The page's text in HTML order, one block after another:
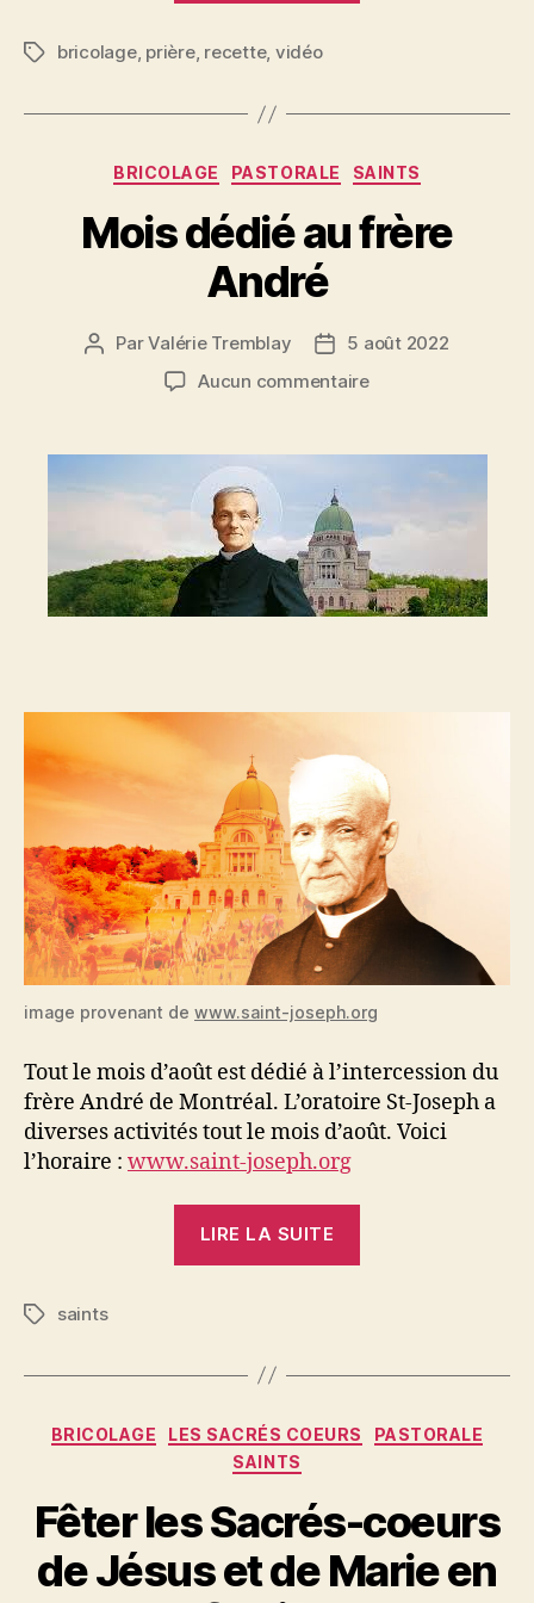
Étiquettes
bricolage, prière, recette, vidéo
Catégories
BRICOLAGE PASTORALE SAINTS
Mois dédié au frère
André
Auteur
ParValérie Tremblay
Date
de
5 août 2022
Aucun commentairesur
au
André
image provenant de www.saint-joseph.org
Tout le mois d’août est dédié à l’intercession du
frère André de Montréal. L’oratoire St-Joseph a
diverses activités tout le mois d’août. Voici
l’horaire : www.saint-joseph.org
LIRE LA SUITE
Étiquettes
saints
Catégories
BRICOLAGE LES SACRÉS COEURS
PASTORALE
SAINTS
Fêter les Sacrés-coeurs
de Jésus et de Marie en